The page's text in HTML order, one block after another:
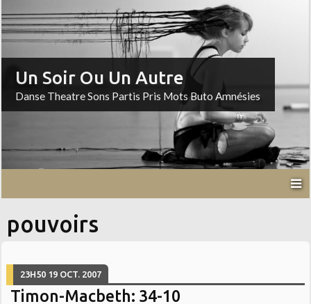
Un Soir Ou Un Autre
Danse Theatre Sons Partis Pris Mots Buto Amnésies
pouvoirs
23H50 19 OCT. 2007
Timon-Macbeth: 34-10